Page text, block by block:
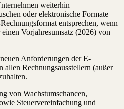
weiterhin
oder elektronische Formate
entsprechen, wenn
Vorjahresumsatz (2026) von
Anforderungen der E-
Rechnungsausstellern (außer
von Wachstumschancen,
Steuervereinfachung und